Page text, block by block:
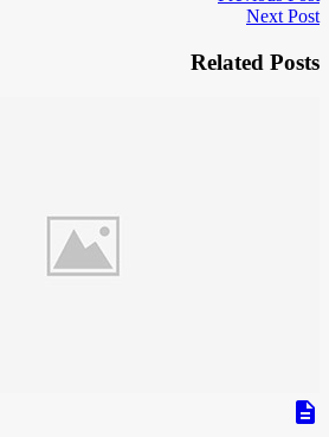
Next Post
Related Posts
description